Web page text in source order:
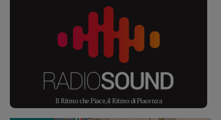
Il Ritmo che Piace, il Ritmo di Piacenza